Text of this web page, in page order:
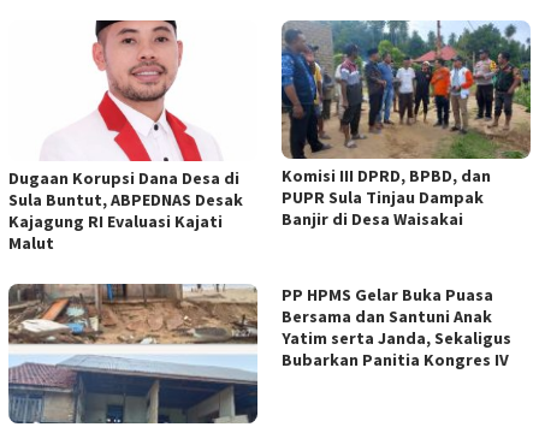
Dugaan Korupsi Dana Desa di
Sula Buntut, ABPEDNAS Desak
Kajagung RI Evaluasi Kajati
Malut
Komisi III DPRD, BPBD, dan
PUPR Sula Tinjau Dampak
Banjir di Desa Waisakai
PP HPMS Gelar Buka Puasa
Bersama dan Santuni Anak
Yatim serta Janda, Sekaligus
Bubarkan Panitia Kongres IV